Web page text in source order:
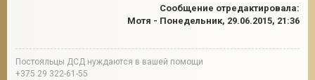
Сообщение отредактировала:
Мотя - Понедельник, 29.06.2015, 21:36
Постояльцы ДСД нуждаются в вашей помощи
+375 29 322-61-55